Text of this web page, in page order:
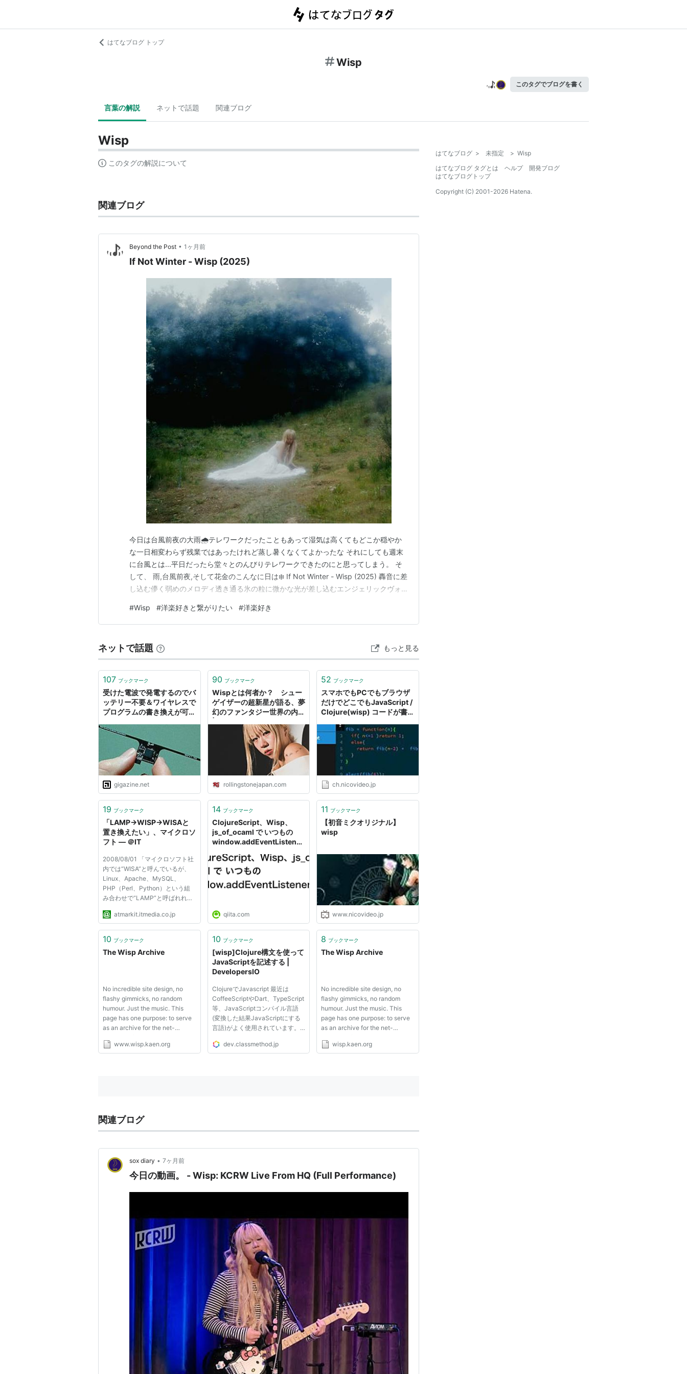
はてなブログ トップ
Wisp
このタグでブログを書く
言葉の解説 ネットで話題 関連ブログ
Wisp
このタグの解説について
関連ブログ
Beyond the Post • 1ヶ月前
If Not Winter - Wisp (2025)
今日は台風前夜の大雨🌧️テレワークだったこともあって湿気は高くてもどこか穏やか
な一日相変わらず残業ではあったけれど蒸し暑くなくてよかったな それにしても週末
に台風とは...平日だったら堂々とのんびりテレワークできたのにと思ってしまう。 そ
して、 雨,台風前夜,そして花金のこんなに日は❄️ If Not Winter - Wisp (2025) 轟音に差
し込む儚く弱めのメロディ透き通る氷の粒に微かな光が差し込むエンジェリックヴォイ
ようなアルバム メランコリックでキャッチーさは薄くて曲単位ででは覚えにくくて辛
口でも甘口で…
#Wisp #洋楽好きと繋がりたい #洋楽好き
ネットで話題 もっと見る
107 ブックマーク
受けた電波で発電するのでバ
ッテリー不要＆ワイヤレスで
プログラムの書き換えが可能
gigazine.net
90 ブックマーク
Wispとは何者か？ シュー
ゲイザーの超新星が語る、夢
幻のファンタジー世界の内側
リングストーン ジャパン）
rollingstonejapan.com
52 ブックマーク
スマホでもPCでもブラウザ
だけでどこでもJavaScript /
Clojure(wisp) コードが書
ッチハイクガイド:電脳空間
カウボーイズZZ(電脳空間カ
ウボーイズ) - ニコニコチャ
ンネル:生活
ch.nicovideo.jp
19 ブックマーク
「LAMP→WISP→WISAと
置き換えたい」、マイクロソ
フト ― ＠IT
2008/08/01 「マイクロソフト社
内では“WISA”と呼んでいるが、
Linux、Apache、MySQL、
PHP（Perl、Python）という組
み合わせで“LAMP”と呼ばれれて
SQL Server、ASP.NET（WISA）
PHPは非常に利用者が多いので、
SQL Server、PHP）でスタート...
atmarkit.itmedia.co.jp
14 ブックマーク
ClojureScript、Wisp、
js_of_ocaml で いつもの
window.addEventListener
qiita.com
11 ブックマーク
【初音ミクオリジナル】
wisp
www.nicovideo.jp
10 ブックマーク
The Wisp Archive
No incredible site design, no
flashy gimmicks, no random
humour. Just the music. This
page has one purpose: to serve
as an archive for the net-
Wisp. Having finally had his
www.wisp.kaen.org
10 ブックマーク
[wisp]Clojure構文を使って
JavaScriptを記述する |
DevelopersIO
ClojureでJavascript 最近は
CoffeeScriptやDart、TypeScript
等、JavaScriptコンパイル言語
(変換した結果JavaScriptにする
言語)がよく使用されています。
ルする場合、「ClojureScript」が
dev.classmethod.jp
8 ブックマーク
The Wisp Archive
No incredible site design, no
flashy gimmicks, no random
humour. Just the music. This
page has one purpose: to serve
as an archive for the net-
Wisp. Having finally had his
wisp.kaen.org
関連ブログ
sox diary • 7ヶ月前
今日の動画。 - Wisp: KCRW Live From HQ (Full Performance)
はてなブログ > 未指定 > Wisp
はてなブログ タグとは
ヘルプ
開発ブログ
はてなブログトップ
Copyright (C) 2001-2026 Hatena.